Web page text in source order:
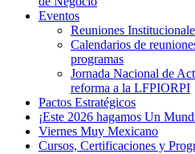
Eventos
Reuniones
Calendarios de
programas
Jornada Nacional de
reforma a la LFPIORPI
Pactos Estratégicos
¡Este 2026 hagamos Un
Viernes Muy Mexicano
Cursos, Certificaciones y